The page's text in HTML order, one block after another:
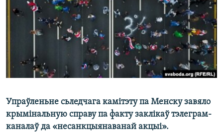
Упраўленьне сьледчага камітэту па Менску завяло
крымінальную справу па факту заклікаў тэлеграм-
каналаў да «несанкцыянаванай акцыі».